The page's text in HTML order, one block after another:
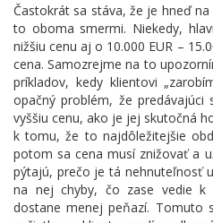
Častokrát sa stáva, že je hneď
to oboma smermi. Niekedy,
nižšiu cenu aj o 10.000 EUR –
cena. Samozrejme na to
príkladov, kedy klientovi
opačný problém, že
vyššiu cenu, ako je jej skutočná
k tomu, že to najdôležitejšie
potom sa cena musí znižovať a
pýtajú, prečo je tá nehnuteľnosť
na nej chyby, čo zase vedie
dostane menej peňazí. Tomuto